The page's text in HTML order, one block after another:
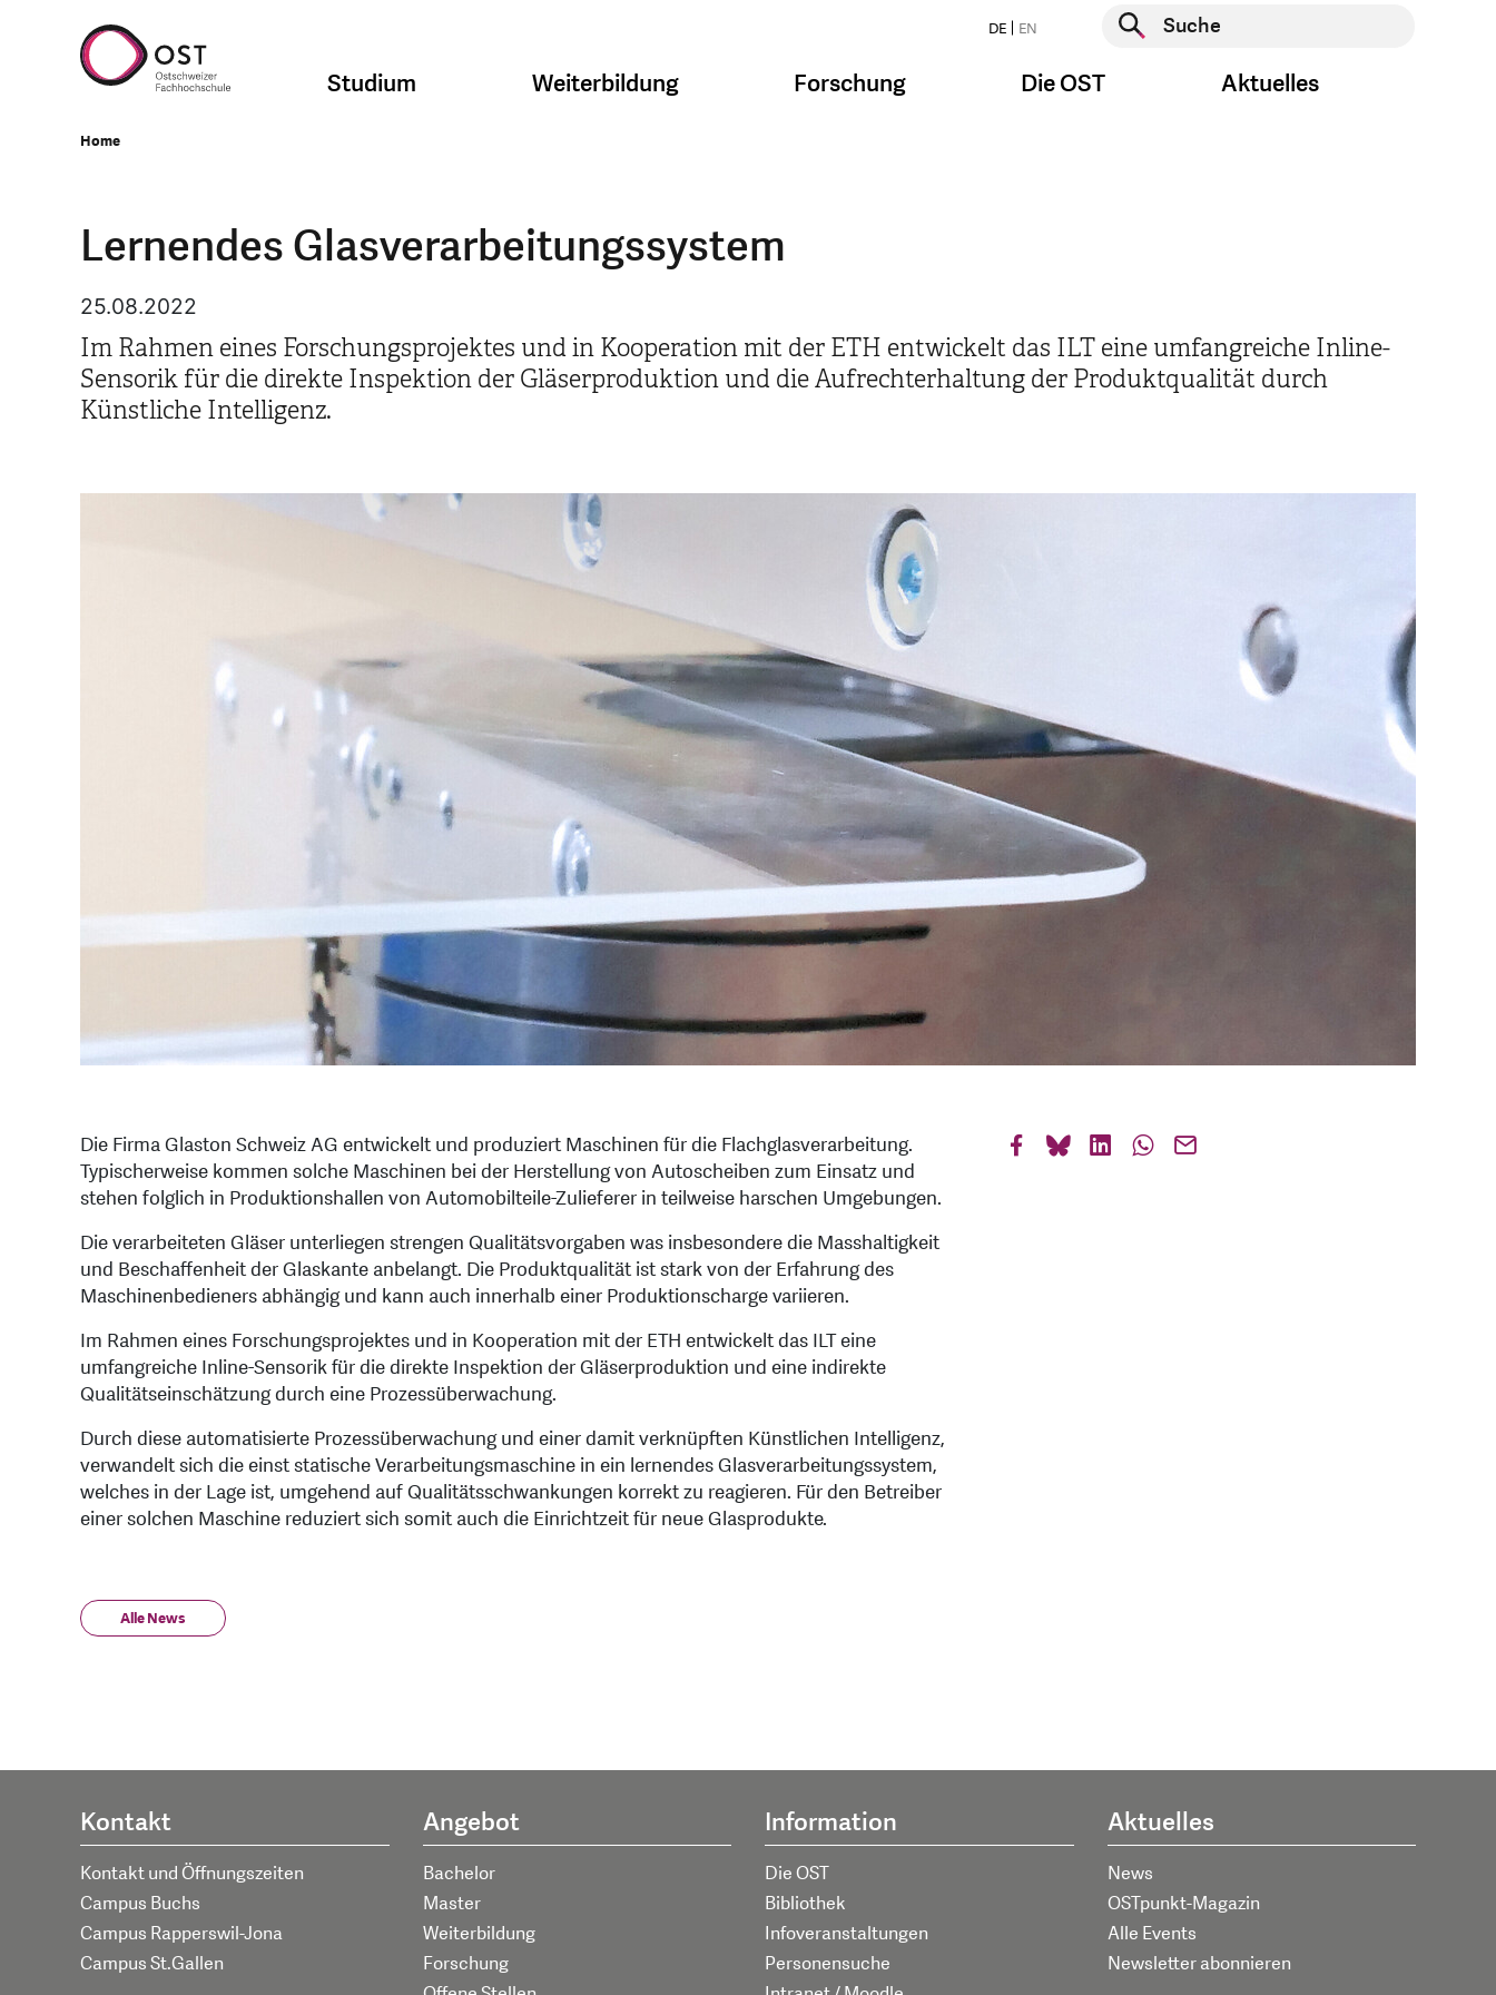
DE EN
Suche starten
Studium Weiterbildung Forschung Die OST Aktuelles
Home
Lernendes Glasverarbeitungssystem
25.08.2022
Im Rahmen eines Forschungsprojektes und in Kooperation mit der ETH entwickelt das ILT eine umfangreiche Inline-
Sensorik für die direkte Inspektion der Gläserproduktion und die Aufrechterhaltung der Produktqualität durch
Künstliche Intelligenz.
Die Firma Glaston Schweiz AG entwickelt und produziert Maschinen für die Flachglasverarbeitung.
Typischerweise kommen solche Maschinen bei der Herstellung von Autoscheiben zum Einsatz und
stehen folglich in Produktionshallen von Automobilteile-Zulieferer in teilweise harschen Umgebungen.
Die verarbeiteten Gläser unterliegen strengen Qualitätsvorgaben was insbesondere die Masshaltigkeit
und Beschaffenheit der Glaskante anbelangt. Die Produktqualität ist stark von der Erfahrung des
Maschinenbedieners abhängig und kann auch innerhalb einer Produktionscharge variieren.
Im Rahmen eines Forschungsprojektes und in Kooperation mit der ETH entwickelt das ILT eine
umfangreiche Inline-Sensorik für die direkte Inspektion der Gläserproduktion und eine indirekte
Qualitätseinschätzung durch eine Prozessüberwachung.
Durch diese automatisierte Prozessüberwachung und einer damit verknüpften Künstlichen Intelligenz,
verwandelt sich die einst statische Verarbeitungsmaschine in ein lernendes Glasverarbeitungssystem,
welches in der Lage ist, umgehend auf Qualitätsschwankungen korrekt zu reagieren. Für den Betreiber
einer solchen Maschine reduziert sich somit auch die Einrichtzeit für neue Glasprodukte.
Alle News
Kontakt
Kontakt und Öffnungszeiten
Campus Buchs
Campus Rapperswil-Jona
Campus St.Gallen
Angebot
Bachelor
Master
Weiterbildung
Forschung
Information
Die OST
Bibliothek
Infoveranstaltungen
Personensuche
Aktuelles
News
OSTpunkt-Magazin
Alle Events
Newsletter abonnieren